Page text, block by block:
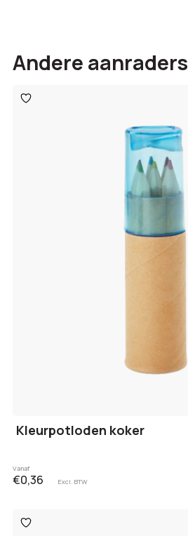
Andere aanraders
Toevoegen
aan
Kleurpotloden koker
Vanaf
€0,36 Excl. BTW
Toevoegen
aan